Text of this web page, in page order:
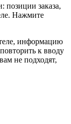
позиции заказа,
Нажмите
информацию
к вводу
не подходят,